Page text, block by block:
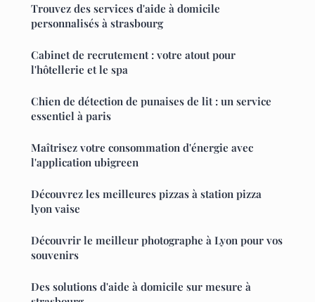
Trouvez des services d'aide à domicile
personnalisés à strasbourg
Cabinet de recrutement : votre atout pour
l'hôtellerie et le spa
Chien de détection de punaises de lit : un service
essentiel à paris
Maîtrisez votre consommation d'énergie avec
l'application ubigreen
Découvrez les meilleures pizzas à station pizza
lyon vaise
Découvrir le meilleur photographe à Lyon pour vos
souvenirs
Des solutions d'aide à domicile sur mesure à